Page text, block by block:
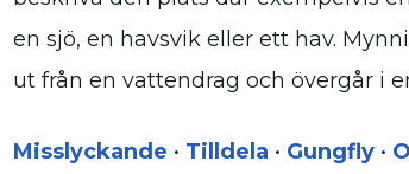
en sjö, en havsvik eller ett hav.
ut från en vattendrag och övergår i
Misslyckande • Tilldela • Gungfly •